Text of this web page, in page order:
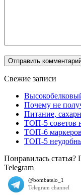
Свежие записи
Почему не
Питание,
ТОП-5 советов
ТОП-6
ТОП-5
Понравилась статья?
Telegram